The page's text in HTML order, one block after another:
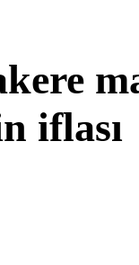
iflası